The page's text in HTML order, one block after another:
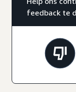
feedback te